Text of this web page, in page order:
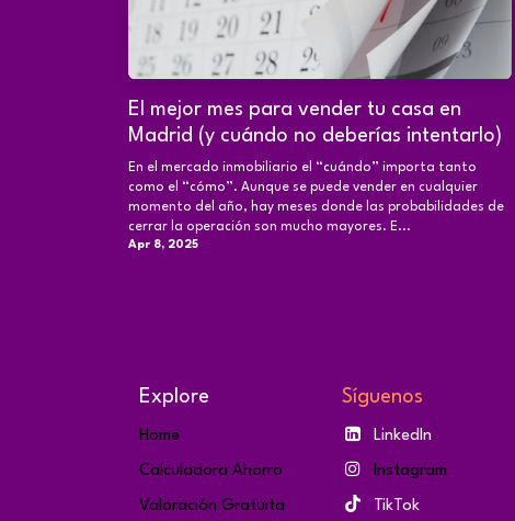
El mejor mes para vender tu casa en
Madrid (y cuándo no deberías intentarlo)
En el mercado inmobiliario el “cuándo” importa tanto
como el “cómo”. Aunque se puede vender en cualquier
momento del año, hay meses donde las probabilidades de
cerrar la operación son mucho mayores. E...
Apr 8, 2025
Síguenos
LinkedIn
Instagram
TikTok
Explore
Home
Calculadora Ahorro
Valoración Gratuita